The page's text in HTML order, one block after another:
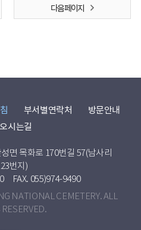
다음 페이지
부서별연락처
방문안내
시는길
면 목화로 170번길 57(남사리
번지)
FAX. 055)974-9490
NATIONAL CEMETERY. ALL